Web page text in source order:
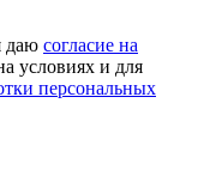
даю согласие на
условиях и для
персональных